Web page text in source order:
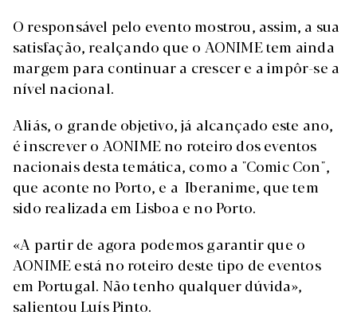
O responsável pelo evento mostrou, assim, a sua
satisfação, realçando que o AONIME tem ainda
margem para continuar a crescer e a impôr-se a
nível nacional.
Aliás, o grande objetivo, já alcançado este ano,
é inscrever o AONIME no roteiro dos eventos
nacionais desta temática, como a "Comic Con",
que aconte no Porto, e a Iberanime, que tem
sido realizada em Lisboa e no Porto.
«A partir de agora podemos garantir que o
AONIME está no roteiro deste tipo de eventos
em Portugal. Não tenho qualquer dúvida»,
salientou Luís Pinto.